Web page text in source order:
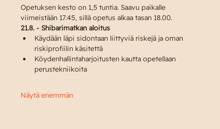
Opetuksen kesto on 1,5 tuntia. Saavu paikalle
viimeistään 17.45, sillä opetus alkaa tasan 18.00.
21.8. - Shibarimatkan aloitus
Käydään läpi sidontaan liittyviä riskejä ja oman
riskiprofiilin käsitettä
Köydenhallintaharjoitusten kautta opetellaan
perustekniikoita
Näytä enemmän